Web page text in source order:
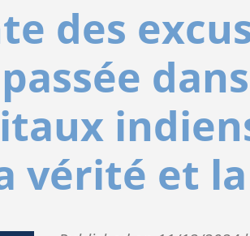
des
vérité et